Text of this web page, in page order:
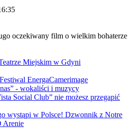
oczekiwany film o wielkim bohaterze
Miejskim w Gdyni
EnergaCamerimage
- wokaliści i muzycy
Social Club” nie możesz przegapić
wystąpi w Polsce! Dzwonnik z Notre
Arenie